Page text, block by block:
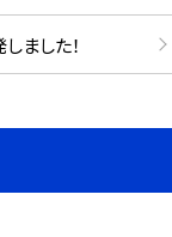
ました！